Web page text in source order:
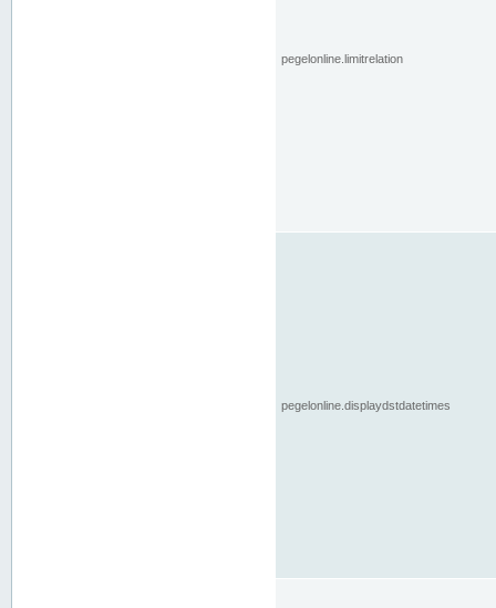
pegelonline.limitrelation
pegelonline.displaydstdatetimes